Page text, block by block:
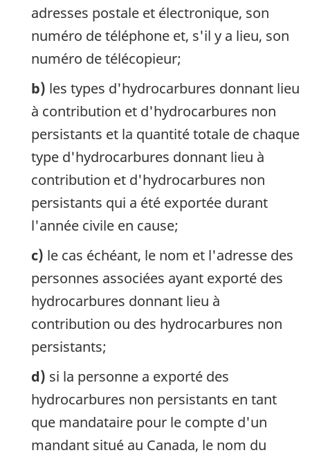
adresses postale et électronique, son
numéro de téléphone et, s'il y a lieu, son
numéro de télécopieur;
b) les types d'hydrocarbures donnant lieu
à contribution et d'hydrocarbures non
persistants et la quantité totale de chaque
type d'hydrocarbures donnant lieu à
contribution et d'hydrocarbures non
persistants qui a été exportée durant
l'année civile en cause;
c) le cas échéant, le nom et l'adresse des
personnes associées ayant exporté des
hydrocarbures donnant lieu à
contribution ou des hydrocarbures non
persistants;
d) si la personne a exporté des
hydrocarbures non persistants en tant
que mandataire pour le compte d'un
mandant situé au Canada, le nom du